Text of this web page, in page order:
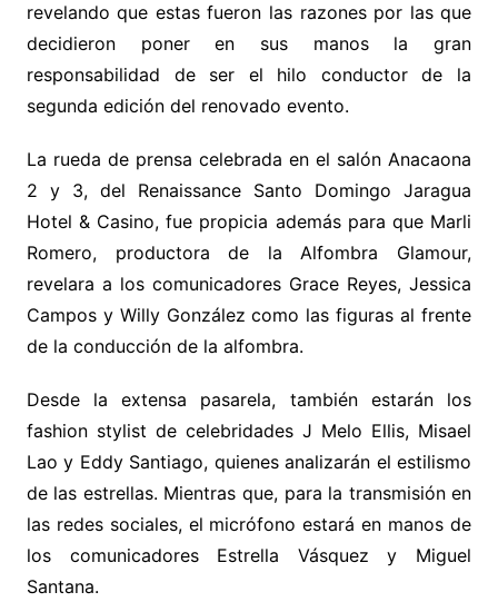
revelando que estas fueron las razones por las que
decidieron poner en sus manos la gran
responsabilidad de ser el hilo conductor de la
segunda edición del renovado evento.
La rueda de prensa celebrada en el salón Anacaona
2 y 3, del Renaissance Santo Domingo Jaragua
Hotel & Casino, fue propicia además para que Marli
Romero, productora de la Alfombra Glamour,
revelara a los comunicadores Grace Reyes, Jessica
Campos y Willy González como las figuras al frente
de la conducción de la alfombra.
Desde la extensa pasarela, también estarán los
fashion stylist de celebridades J Melo Ellis, Misael
Lao y Eddy Santiago, quienes analizarán el estilismo
de las estrellas. Mientras que, para la transmisión en
las redes sociales, el micrófono estará en manos de
los comunicadores Estrella Vásquez y Miguel
Santana.